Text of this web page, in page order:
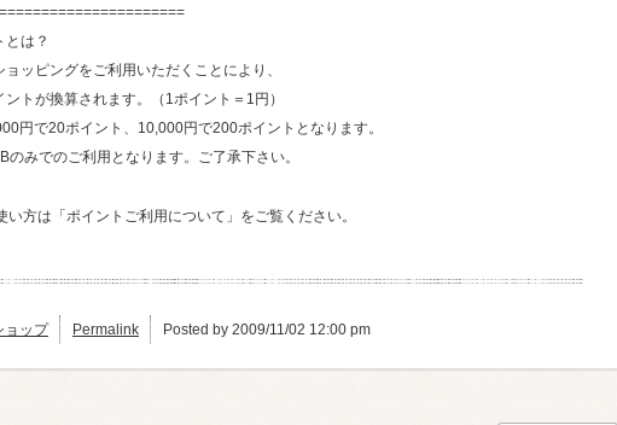
は？
ッピングをご利用いただくことにより、
トが換算されます。（1ポイント＝1円）
円で20ポイント、10,000円で200ポイントとなります。
みでのご利用となります。ご了承下さい。
方は「ポイントご利用について」をご覧ください。
ョップ Permalink Posted by 2009/11/02 12:00 pm